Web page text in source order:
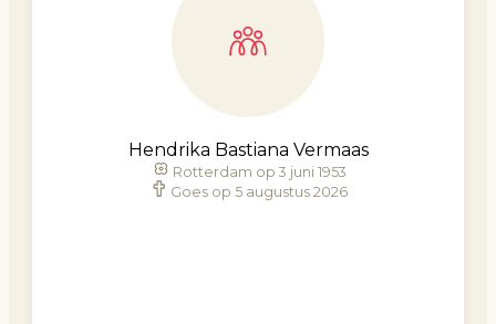
Hendrika Bastiana Vermaas
Rotterdam op 3 juni 1953
Goes op 5 augustus 2026